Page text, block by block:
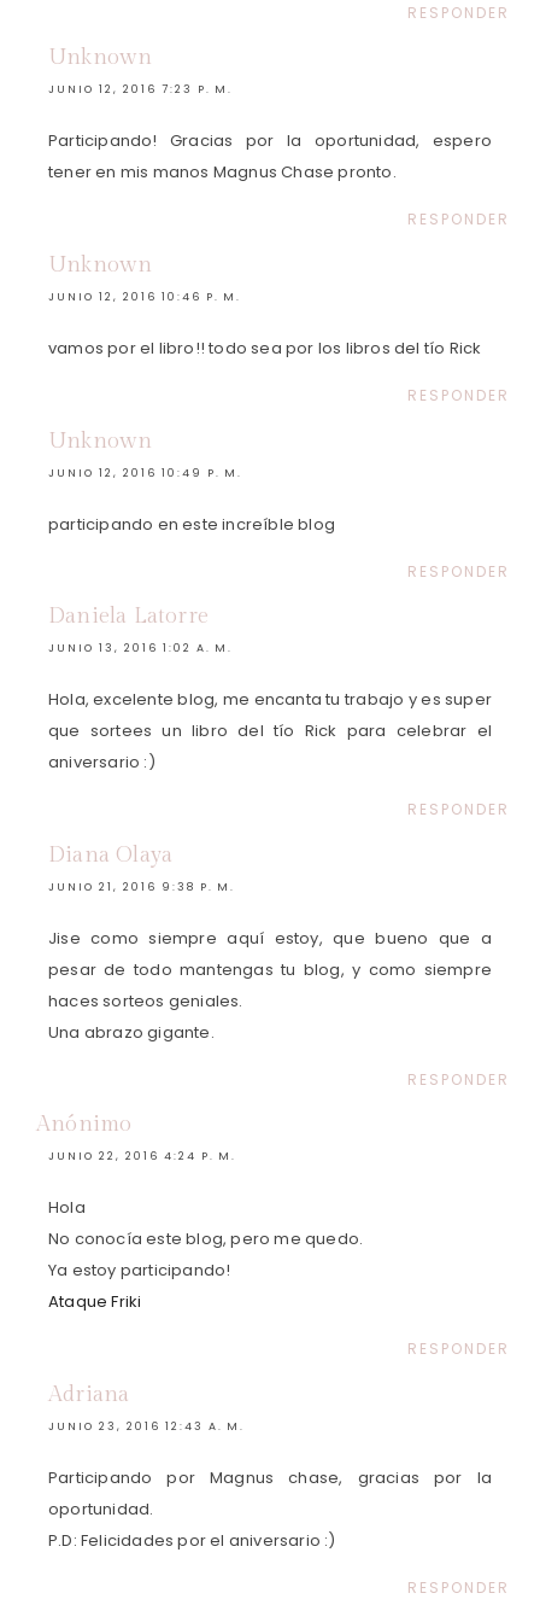
RESPONDER
Unknown
JUNIO 12, 2016 7:23 P. M.
Participando! Gracias por la oportunidad, espero
tener en mis manos Magnus Chase pronto.
RESPONDER
Unknown
JUNIO 12, 2016 10:46 P. M.
vamos por el libro!! todo sea por los libros del tío Rick
RESPONDER
Unknown
JUNIO 12, 2016 10:49 P. M.
participando en este increíble blog
RESPONDER
Daniela Latorre
JUNIO 13, 2016 1:02 A. M.
Hola, excelente blog, me encanta tu trabajo y es super
que sortees un libro del tío Rick para celebrar el
aniversario :)
RESPONDER
Diana Olaya
JUNIO 21, 2016 9:38 P. M.
Jise como siempre aquí estoy, que bueno que a
pesar de todo mantengas tu blog, y como siempre
haces sorteos geniales.
Una abrazo gigante.
RESPONDER
Anónimo
JUNIO 22, 2016 4:24 P. M.
Hola
No conocía este blog, pero me quedo.
Ya estoy participando!
Ataque Friki
RESPONDER
Adriana
JUNIO 23, 2016 12:43 A. M.
Participando por Magnus chase, gracias por la
oportunidad.
P.D: Felicidades por el aniversario :)
RESPONDER